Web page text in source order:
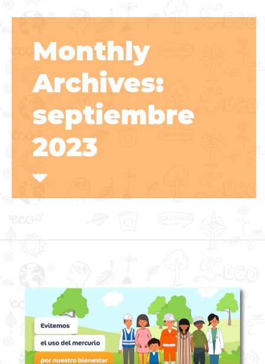
Monthly
Archives:
septiembre
2023